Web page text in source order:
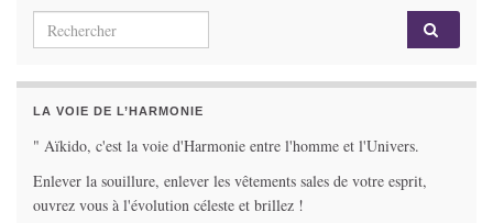
Search for:
LA VOIE DE L’HARMONIE
" Aïkido, c'est la voie d'Harmonie entre l'homme et l'Univers.
Enlever la souillure, enlever les vêtements sales de votre esprit,
ouvrez vous à l'évolution céleste et brillez !